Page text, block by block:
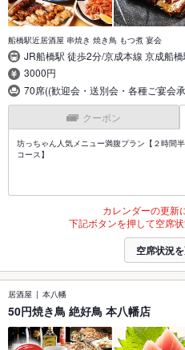
船橋駅近居酒屋 串焼き 焼き鳥 もつ煮 宴会
JR船橋駅 徒歩2分/京成本線 京成船
3000円
70席((歓迎会・送別会・各種ご宴会
クーポン
坊っちゃん人気メニュー満腹プラン【２時間
コース】
カレンダーの更新
下記ボタンを押して空席
空席状況
居酒屋 本八幡
50円焼き鳥 絶好鳥 本八幡店